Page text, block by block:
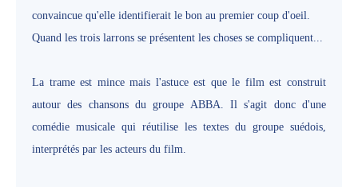
convaincue qu'elle identifierait le bon au premier coup d'oeil.
Quand les trois larrons se présentent les choses se compliquent...
La trame est mince mais l'astuce est que le film est construit
autour des chansons du groupe ABBA. Il s'agit donc d'une
comédie musicale qui réutilise les textes du groupe suédois,
interprétés par les acteurs du film.